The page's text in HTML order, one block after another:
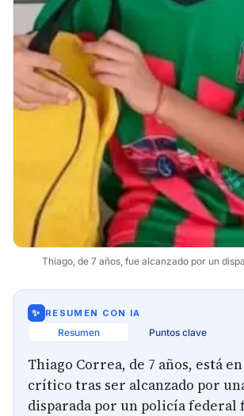
Thiago, de 7 años, fue alcanzado por un
✨ RESUMEN CON IA
Resumen Puntos clave
Thiago Correa, de 7 años, está
crítico tras ser alcanzado por
disparada por un policía federal